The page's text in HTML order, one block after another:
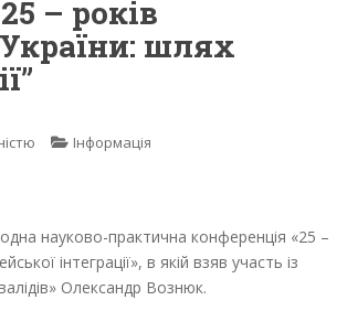
– років
шлях
Інформація
науково-практична конференція «25 –
інтеграції», в якій взяв участь із
Олександр Вознюк.